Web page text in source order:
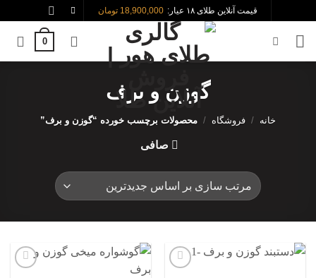
content
قیمت آنلاین طلای ۱۸ عیار: 18,900,000 تومان
0
گوزن و برف
خانه / فروشگاه / محصولات برچسب خورده “گوزن و برف”
صافی